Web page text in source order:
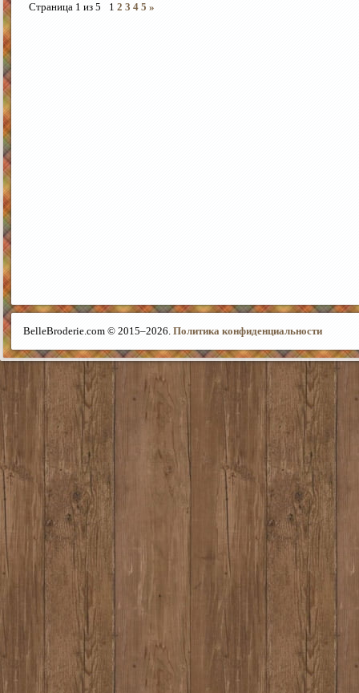
Страница 1 из 5 1 2 3 4 5 »
BelleBroderie.com © 2015–2026. Политика конфиденциальности